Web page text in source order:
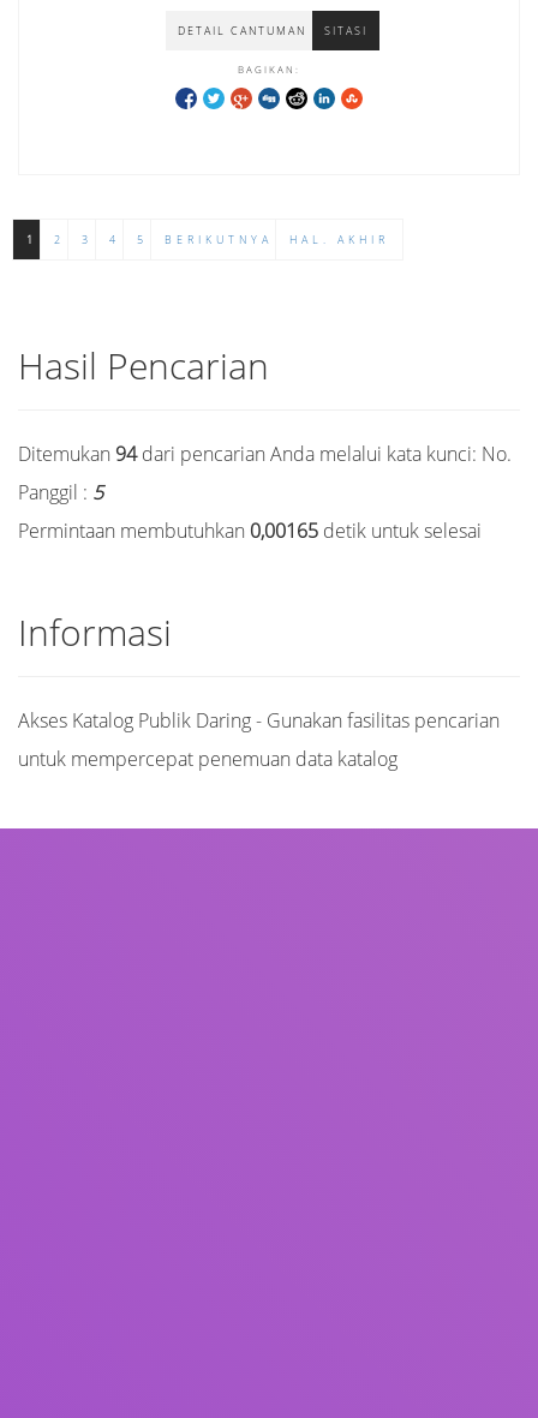
DETAIL CANTUMAN SITASI
BAGIKAN:
1 2 3 4 5 BERIKUTNYA HAL. AKHIR
Hasil Pencarian
Ditemukan 94dari pencarian Anda melalui kata kunci: No.
Panggil : 5
Permintaan membutuhkan 0,00165 detik untuk selesai
Informasi
Akses Katalog Publik Daring - Gunakan fasilitas pencarian
untuk mempercepat penemuan data katalog